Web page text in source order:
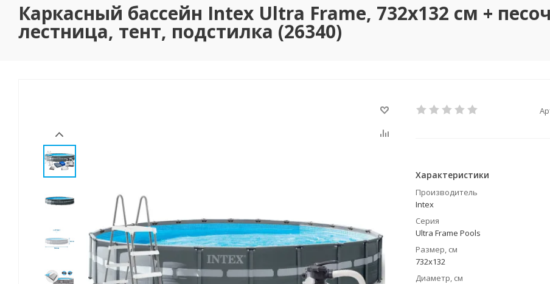
Каркасный бассейн Intex Ultra Frame, 732х132 см +
лестница, тент, подстилка (26340)
Характеристики
Производитель
Intex
Серия
Ultra Frame Pools
Размер, см
732x132
Диаметр, см